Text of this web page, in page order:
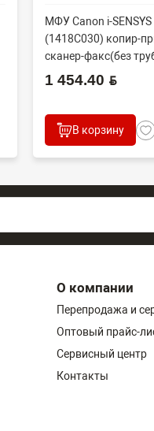
МФУ Canon i-
(1418C030) копир-
сканер-факс(без
1 454.40 BYN
В корзину
О компании
Перепродажа и
Оптовый прайс-
Сервисный центр
Контакты